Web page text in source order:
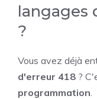
langages
?
Vous avez déjà
d'erreur 418 ?
programmation